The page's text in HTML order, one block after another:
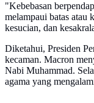
"Kebebasan
melampaui batas atau
kesucian, dan
Diketahui, Presiden
kecaman. Macron
Nabi Muhammad.
agama yang